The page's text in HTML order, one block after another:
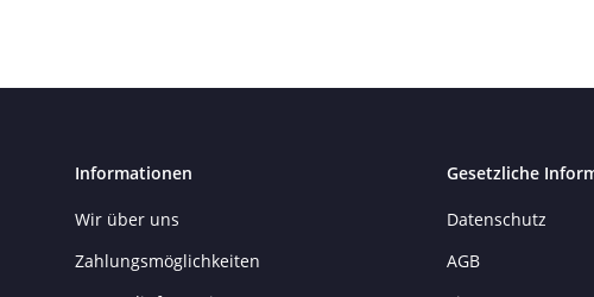
Informationen
Wir über uns
Zahlungsmöglichkeiten
Gesetzliche
Datenschutz
AGB